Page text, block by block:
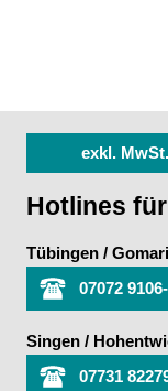
exkl. MwSt.
Hotlines
Tübingen /
07072
Singen /
07731